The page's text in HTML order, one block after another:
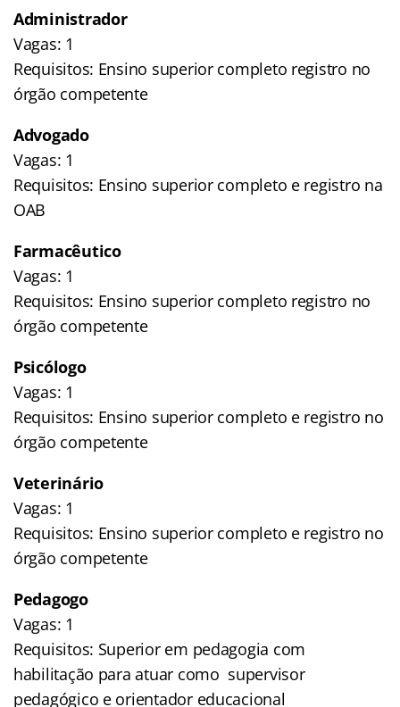
Administrador
Vagas: 1
Requisitos: Ensino superior completo registro no
órgão competente
Advogado
Vagas: 1
Requisitos: Ensino superior completo e registro na
OAB
Farmacêutico
Vagas: 1
Requisitos: Ensino superior completo registro no
órgão competente
Psicólogo
Vagas: 1
Requisitos: Ensino superior completo e registro no
órgão competente
Veterinário
Vagas: 1
Requisitos: Ensino superior completo e registro no
órgão competente
Pedagogo
Vagas: 1
Requisitos: Superior em pedagogia com
habilitação para atuar como supervisor
pedagógico e orientador educacional